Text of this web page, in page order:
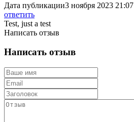
Дата публикации3 ноября 2023 21:07
ответить
Test, just a test
Написать отзыв
Написать отзыв